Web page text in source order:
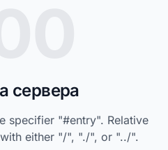
сервера
specifier "#entry". Relative
either "/", "./", or "../".